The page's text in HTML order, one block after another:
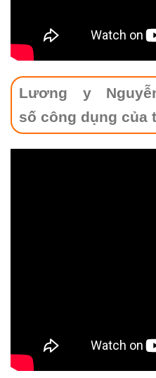
Lương y
số công dụng của